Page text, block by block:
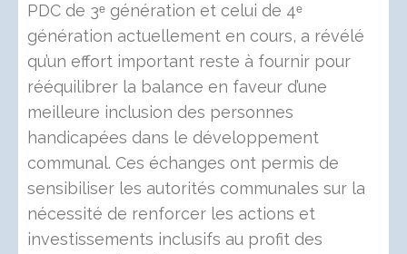
PDC de 3ᵉ génération et celui de 4ᵉ
génération actuellement en cours, a révélé
qu’un effort important reste à fournir pour
rééquilibrer la balance en faveur d’une
meilleure inclusion des personnes
handicapées dans le développement
communal. Ces échanges ont permis de
sensibiliser les autorités communales sur la
nécessité de renforcer les actions et
investissements inclusifs au profit des